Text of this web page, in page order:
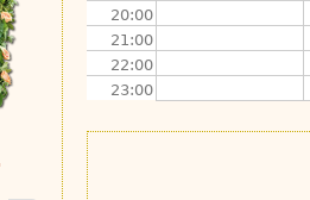
20:00
21:00
22:00
23:00